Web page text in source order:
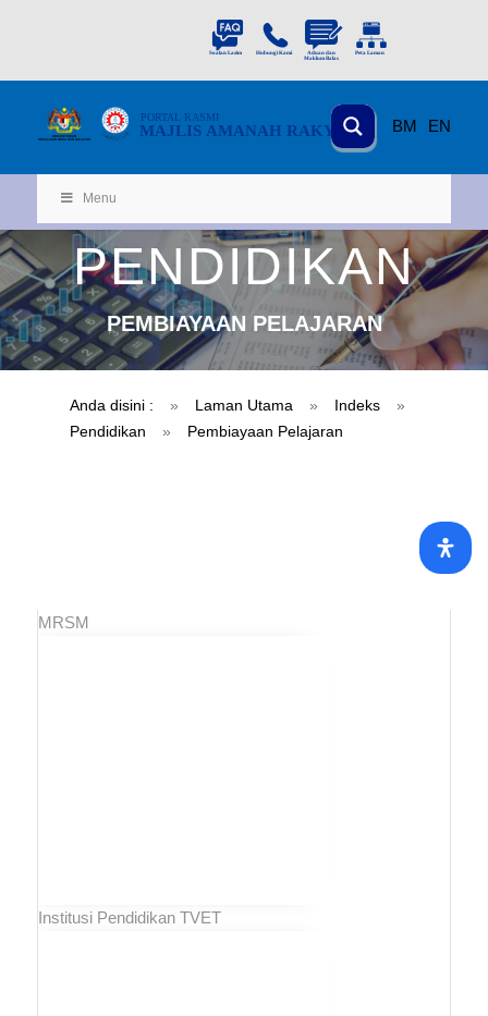
BM EN
MAJLIS AMANAH RAKYAT
PORTAL RASMI
KEMENTERIAN
KEMAJUAN DESA DAN WILA YAH
Menu
PENDIDIKAN
PEMBIAYAAN PELAJARAN
Anda disini : » Laman Utama » Indeks
»
Pendidikan
» Pembiayaan Pelajaran
MRSM
Institusi Pendidikan TVET